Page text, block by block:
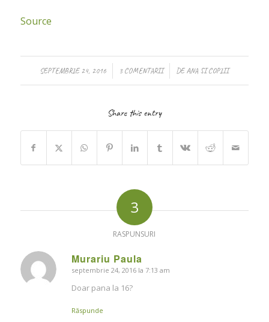
Source
SEPTEMBRIE 24, 2016
/ 3 COMENTARII
/ DEANA SI COPIII
Share this entry
3
RASPUNSURI
Murariu Paula
says:
septembrie 24, 2016 la 7:13 am
Doar pana la 16?
Răspunde